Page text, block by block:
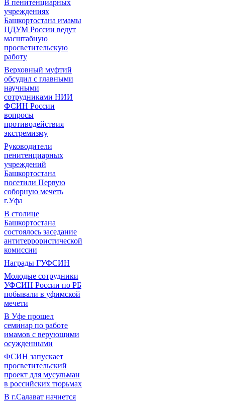
В пенитенциарных
учреждениях
Башкортостана имамы
ЦДУМ России ведут
масштабную
просветительскую
работу
Верховный муфтий
обсудил с главными
научными
сотрудниками НИИ
ФСИН России
вопросы
противодействия
экстремизму
Руководители
пенитенциарных
учреждений
Башкортостана
посетили Первую
соборную мечеть
г.Уфа
В столице
Башкортостана
состоялось заседание
антитеррористической
комиссии
Награды ГУФСИН
Молодые сотрудники
УФСИН России по РБ
побывали в уфимской
мечети
В Уфе прошел
семинар по работе
имамов с верующими
осужденными
ФСИН запускает
просветительский
проект для мусульман
в российских тюрьмах
В г.Салават начнется